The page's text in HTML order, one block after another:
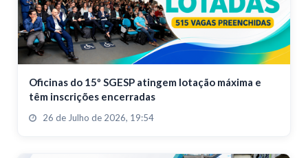
Oficinas do 15º SGESP atingem lotação máxima e
têm inscrições encerradas
26 de Julho de 2026, 19:54